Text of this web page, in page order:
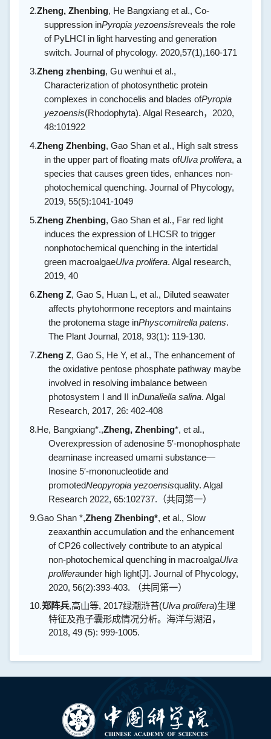
2.Zheng, Zhenbing, He Bangxiang et al., Co-
suppression inPyropia yezoensisreveals the role
of PyLHCI in light harvesting and generation
switch. Journal of phycology. 2020,57(1),160-171
3.Zheng zhenbing, Gu wenhui et al.,
Characterization of photosynthetic protein
complexes in conchocelis and blades ofPyropia
yezoensis(Rhodophyta). Algal Research， 2020,
48:101922
4.Zheng Zhenbing, Gao Shan et al., High salt stress
in the upper part of floating mats ofUlva prolifera, a
species that causes green tides, enhances non‐
photochemical quenching. Journal of Phycology,
2019, 55(5):1041-1049
5.Zheng Zhenbing, Gao Shan et al., Far red light
induces the expression of LHCSR to trigger
nonphotochemical quenching in the intertidal
green macroalgaeUlva prolifera. Algal research,
2019, 40
6.Zheng Z, Gao S, Huan L, et al., Diluted seawater
affects phytohormone receptors and maintains
the protonema stage inPhyscomitrella patens.
The Plant Journal, 2018, 93(1): 119-130.
7.Zheng Z, Gao S, He Y, et al., The enhancement of
the oxidative pentose phosphate pathway maybe
involved in resolving imbalance between
photosystem I and II inDunaliella salina. Algal
Research, 2017, 26: 402-408
8.He, Bangxiang*.,Zheng, Zhenbing*, et al.,
Overexpression of adenosine 5′-monophosphate
deaminase increased umami substance—
Inosine 5′-mononucleotide and
promotedNeopyropia yezoensisquality. Algal
Research 2022, 65:102737. （共同第一）
9.Gao Shan *,Zheng Zhenbing*, et al., Slow
zeaxanthin accumulation and the enhancement
of CP26 collectively contribute to an atypical
non‐photochemical quenching in macroalgaUlva
proliferaunder high light[J]. Journal of Phycology,
2020, 56(2):393-403.
（共同第一）
10.郑阵兵,高山等, 2017绿潮浒苔(Ulva prolifera)生理
特征及孢子囊形成情况分析。海洋与湖沼，
2018, 49 (5): 999-1005.